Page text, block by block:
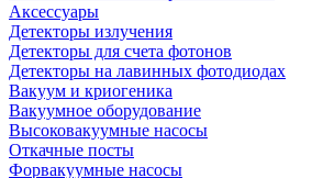
Аксессуары
Детекторы излучения
Детекторы для счета фотонов
Детекторы на лавинных фотодиодах
Вакуум и криогеника
Вакуумное оборудование
Высоковакуумные насосы
Откачные посты
Форвакуумные насосы